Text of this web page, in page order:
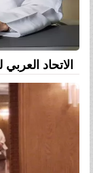
الاتحاد